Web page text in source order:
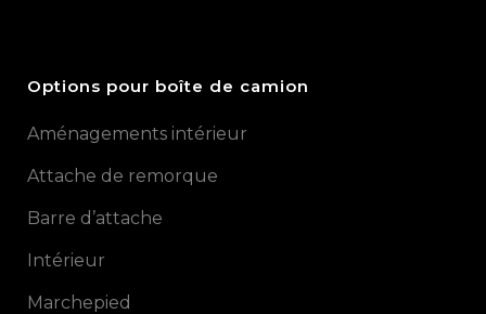
Options pour boîte de camion
Aménagements intérieur
Attache de remorque
Barre d’attache
Intérieur
Marchepied